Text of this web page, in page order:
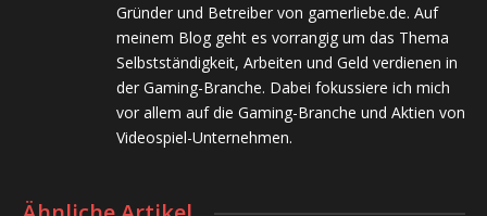
Gründer und Betreiber von gamerliebe.de. Auf
meinem Blog geht es vorrangig um das Thema
Selbstständigkeit, Arbeiten und Geld verdienen in
der Gaming-Branche. Dabei fokussiere ich mich
vor allem auf die Gaming-Branche und Aktien von
Videospiel-Unternehmen.